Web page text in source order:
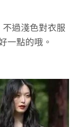
過淺色對衣服
一點的哦。